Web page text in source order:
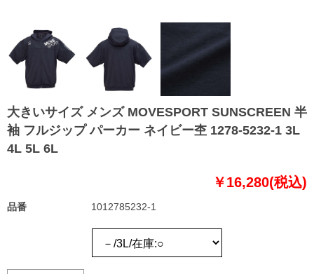
大きいサイズ メンズ MOVESPORT SUNSCREEN 半
袖 フルジップ パーカー ネイビー杢 1278-5232-1 3L
4L 5L 6L
￥16,280(税込)
品番 1012785232-1